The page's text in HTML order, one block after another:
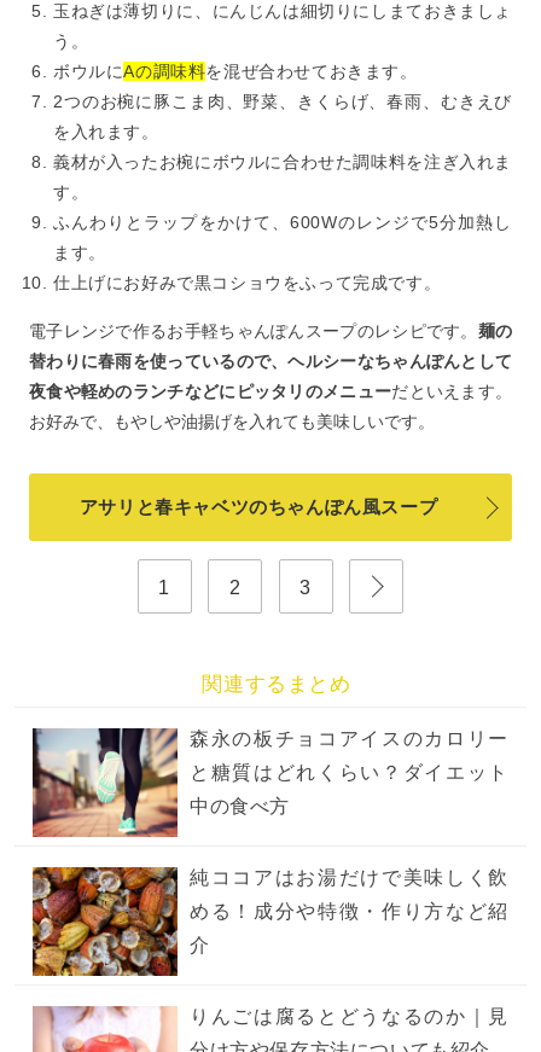
玉ねぎは薄切りに、にんじんは細切りにしまておきましょ
う。
ボウルにAの調味料を混ぜ合わせておきます。
2つのお椀に豚こま肉、野菜、きくらげ、春雨、むきえび
を入れます。
義材が入ったお椀にボウルに合わせた調味料を注ぎ入れま
す。
ふんわりとラップをかけて、600Wのレンジで5分加熱し
ます。
仕上げにお好みで黒コショウをふって完成です。
電子レンジで作るお手軽ちゃんぽんスープのレシピです。 麺の
替わりに春雨を使っているので、ヘルシーなちゃんぽんとして
夜食や軽めのランチなどにピッタリのメニューだといえます。
お好みで、もやしや油揚げを入れても美味しいです。
アサリと春キャベツのちゃんぽん風スープ
1 2 3
関連するまとめ
森永の板チョコアイスのカロリー
と糖質はどれくらい？ダイエット
中の食べ方
純ココアはお湯だけで美味しく飲
める！成分や特徴・作り方など紹
介
りんごは腐るとどうなるのか｜見